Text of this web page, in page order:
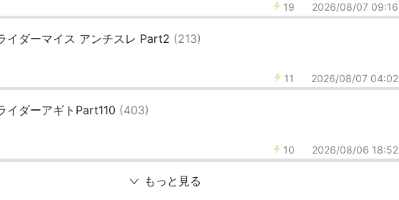
19 2026/08/07 09:16
イダーマイス アンチスレ Part2 (213)
11 2026/08/07 04:02
イダーアギトPart110 (403)
10 2026/08/06 18:52
もっと見る